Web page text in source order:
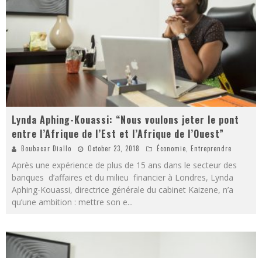
Lynda Aphing-Kouassi: “Nous voulons jeter le pont
entre l’Afrique de l’Est et l’Afrique de l’Ouest”
Boubacar Diallo October 23, 2018 Économie Entreprendre
Après une expérience de plus de 15 ans dans le secteur des
banques d’affaires et du milieu financier à Londres, Lynda
Aphing-Kouassi, directrice générale du cabinet Kaizene, n’a
qu’une ambition : mettre son e...